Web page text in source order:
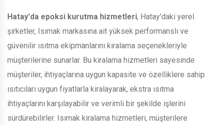
Hatay'da epoksi kurutma hizmetleri, Hatay'daki yerel
şirketler, Isımak markasına ait yüksek performanslı ve
güvenilir ısıtma ekipmanlarını kiralama seçenekleriyle
müşterilerine sunarlar. Bu kiralama hizmetleri sayesinde
müşteriler, ihtiyaçlarına uygun kapasite ve özelliklere sahip
ısıtıcıları uygun fiyatlarla kiralayarak, ekstra ısıtma
ihtiyaçlarını karşılayabilir ve verimli bir şekilde işlerini
sürdürebilirler. Isımak kiralama hizmetleri, müşterilere